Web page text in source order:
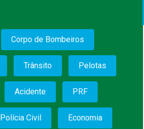
Corpo de Bombeiros
Trânsito Pelotas
Acidente PRF
Polícia Civil Economia